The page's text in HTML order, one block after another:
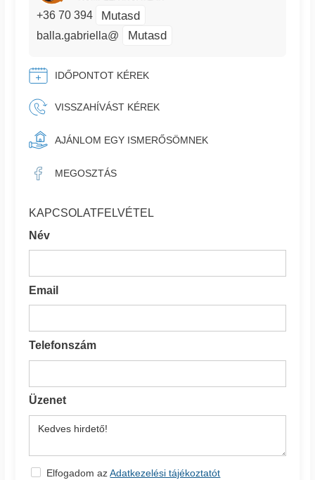
+36 70 394 Mutasd
balla.gabriella@ Mutasd
IDŐPONTOT KÉREK
VISSZAHÍVÁST KÉREK
AJÁNLOM EGY ISMERŐSÖMNEK
MEGOSZTÁS
KAPCSOLATFELVÉTEL
Név
Email
Telefonszám
Üzenet
Elfogadom azAdatkezelési tájékoztatót